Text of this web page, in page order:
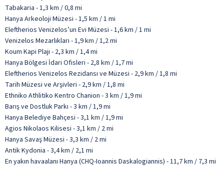
Tabakaria - 1,3 km / 0,8 mi
Hanya Arkeoloji Müzesi - 1,5 km / 1 mi
Eleftherios Venizelos’un Evi Müzesi - 1,6 km / 1 mi
Venizelos Mezarlıkları - 1,9 km / 1,2 mi
Koum Kapi Plajı - 2,3 km / 1,4 mi
Hanya Bölgesi İdari Ofisleri - 2,8 km / 1,7 mi
Eleftherios Venizelos Rezidansı ve Müzesi - 2,9 km / 1,8 mi
Tarih Müzesi ve Arşivleri - 2,9 km / 1,8 mi
Ethniko Athlitiko Kentro Chanion - 3 km / 1,9 mi
Barış ve Dostluk Parkı - 3 km / 1,9 mi
Hanya Belediye Bahçesi - 3,1 km / 1,9 mi
Agios Nikolaos Kilisesi - 3,1 km / 2 mi
Hanya Savaş Müzesi - 3,3 km / 2 mi
Antik Kydonia - 3,4 km / 2,1 mi
En yakın havaalanı Hanya (CHQ-Ioannis Daskalogiannis) - 11,7 km / 7,3 mi